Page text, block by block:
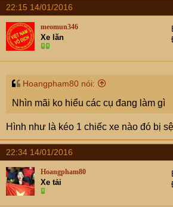
22:15 14/01/2016
meomun346
Xe lăn
Hoangpham80 nói:
Nhìn mãi ko hiểu các cụ đang làm gì
Hình như là kéo 1 chiếc xe nào đó bị
22:34 14/01/2016
Hoangpham80
Xe tải